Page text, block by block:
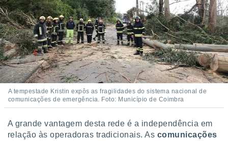
utilizar
criar
medir
medir o
dos
A tempestade Kristin expôs as fragilidades do sistema nacional de
comunicações de emergência. Foto: Município de Coimbra
A grande vantagem desta rede é a independência em
relação às operadoras tradicionais. As comunicações